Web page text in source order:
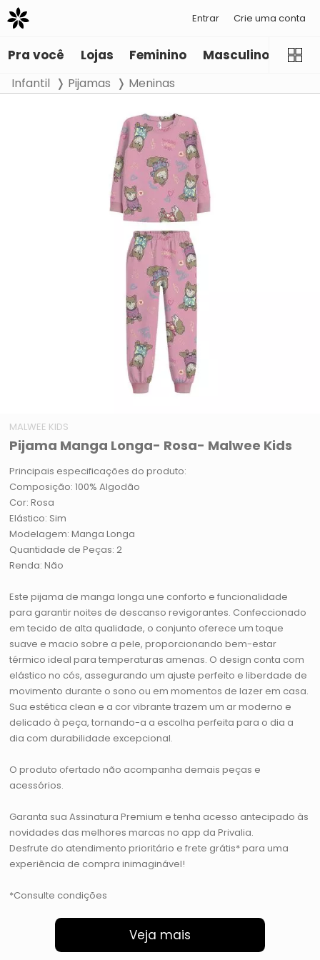
Entrar Crie uma conta
Pra você Lojas Feminino Masculino
Infantil Pijamas Meninas
MALWEE KIDS
Pijama Manga Longa- Rosa- Malwee Kids
Principais especificações do produto:
Composição: 100% Algodão
Cor: Rosa
Elástico: Sim
Modelagem: Manga Longa
Quantidade de Peças: 2
Renda: Não
Este pijama de manga longa une conforto e funcionalidade
para garantir noites de descanso revigorantes. Confeccionado
em tecido de alta qualidade, o conjunto oferece um toque
suave e macio sobre a pele, proporcionando bem-estar
térmico ideal para temperaturas amenas. O design conta com
elástico no cós, assegurando um ajuste perfeito e liberdade de
movimento durante o sono ou em momentos de lazer em casa.
Sua estética clean e a cor vibrante trazem um ar moderno e
delicado à peça, tornando-a a escolha perfeita para o dia a
dia com durabilidade excepcional.
O produto ofertado não acompanha demais peças e
acessórios.
Garanta sua Assinatura Premium e tenha acesso antecipado às
novidades das melhores marcas no app da Privalia.
Desfrute do atendimento prioritário e frete grátis* para uma
experiência de compra inimaginável!
*Consulte condições
Veja mais